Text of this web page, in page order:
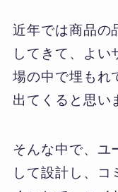
近年では商品の
してきて、よい
場の中で埋もれ
出てくると思い
そんな中で、ユ
して設計し、コ